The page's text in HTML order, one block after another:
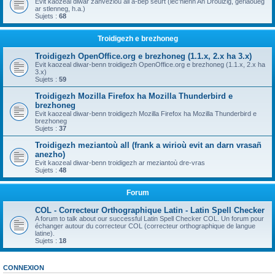
ar stlenneg, h.a.)
Sujets : 68
Troidigezh e brezhoneg
Troidigezh OpenOffice.org e brezhoneg (1.1.x, 2.x ha 3.x)
Evit kaozeal diwar-benn troidigezh OpenOffice.org e brezhoneg (1.1.x, 2.x ha
3.x)
Sujets : 59
Troidigezh Mozilla Firefox ha Mozilla Thunderbird e
brezhoneg
Evit kaozeal diwar-benn troidigezh Mozilla Firefox ha Mozilla Thunderbird e
brezhoneg
Sujets : 37
Troidigezh meziantoù all (frank a wirioù evit an darn vrasañ
anezho)
Evit kaozeal diwar-benn troidigezh ar meziantoù dre-vras
Sujets : 48
Forum
COL - Correcteur Orthographique Latin - Latin Spell Checker
A forum to talk about our successful Latin Spell Checker COL. Un forum pour
échanger autour du correcteur COL (correcteur orthographique de langue
latine).
Sujets : 18
CONNEXION